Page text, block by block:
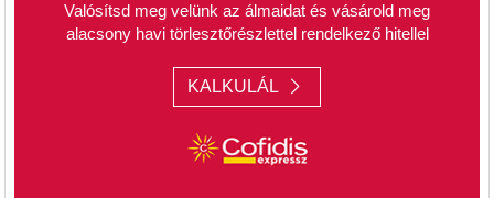
Valósítsd meg velünk az álmaidat és vásárold meg
alacsony havi törlesztőrészlettel rendelkező hitellel
KALKULÁL